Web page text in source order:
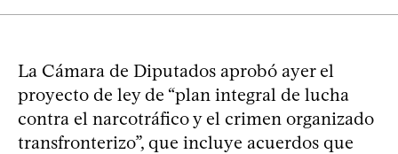
La Cámara de Diputados aprobó ayer el
proyecto de ley de “plan integral de lucha
contra el narcotráfico y el crimen organizado
transfronterizo”, que incluye acuerdos que